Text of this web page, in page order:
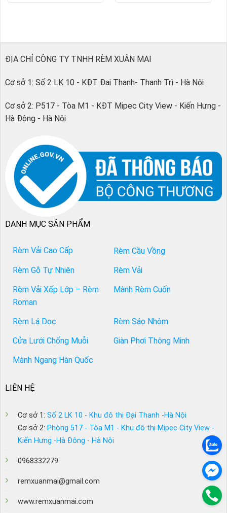
ĐỊA CHỈ CÔNG TY TNHH RÈM XUÂN MAI
Cơ sở 1: Số 2 LK 10 - KĐT Đại Thanh- Thanh Trì - Hà Nội
Cơ sở 2: P517 - Tòa M1 - KĐT Mipec City View - Kiến Hưng -
Hà Đông - Hà Nội
DANH MỤC SẢN PHẨM
Rèm Vải Cao Cấp
Rèm Cầu Vồng
Rèm Gỗ Tự Nhiên
Rèm Vải
Rèm Vải Xếp Lớp – Rèm
Roman
Mành Rèm Cuốn
Rèm Lá Dọc
Rèm Sáo Nhôm
Cửa Lưới Chống Muỗi
Giàn Phơi Thông Minh
Mành Ngang Hàn Quốc
LIÊN HỆ
Cơ sở 1: Số 2 LK 10 - Khu đô thị Đại Thanh -Hà Nội
Cơ sở 2: Phòng 517 - Tòa M1 - Khu đô thị Mipec City View -
Kiến Hưng -Hà Đông - Hà Nội
0968332279
remxuanmai@gmail.com
www.remxuanmai.com